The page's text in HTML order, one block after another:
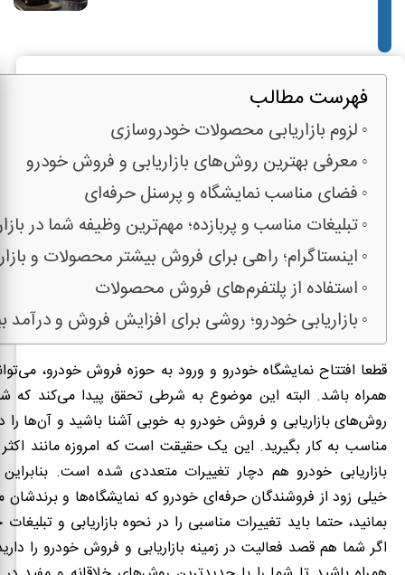
فهرست مطالب
لزوم بازاریابی محصولات خودروسازی
معرفی بهترین روش‌های بازاریابی و فروش خودرو
فضای مناسب نمایشگاه و پرسنل حرفه‌ای
تبلیغات مناسب و پربازده؛ مهم‌ترین وظیفه شما در
اینستاگرام؛ راهی برای فروش بیشتر محصولات و
استفاده از پلتفرم‌های فروش محصولات
بازاریابی خودرو؛ روشی برای افزایش فروش و درآمد
قطعا افتتاح نمایشگاه خودرو و ورود به حوزه فروش خودرو،
همراه باشد. البته این موضوع به شرطی تحقق پیدا می‌کند که
روش‌های بازاریابی و فروش خودرو به خوبی آشنا باشید و آن‌ها را
مناسب به کار بگیرید. این یک حقیقت است که امروزه مانند اکثر
بازاریابی خودرو هم دچار تغییرات متعددی شده است.
خیلی زود از فروشندگان حرفه‌ای خودرو که نمایشگاه‌ها و
بمانید، حتما باید تغییرات مناسبی را در نحوه بازاریابی و
اگر شما هم قصد فعالیت در زمینه بازاریابی و فروش خودرو را